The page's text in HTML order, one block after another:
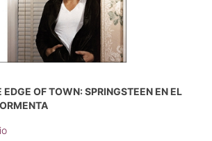
EDGE OF TOWN: SPRINGSTEEN EN EL